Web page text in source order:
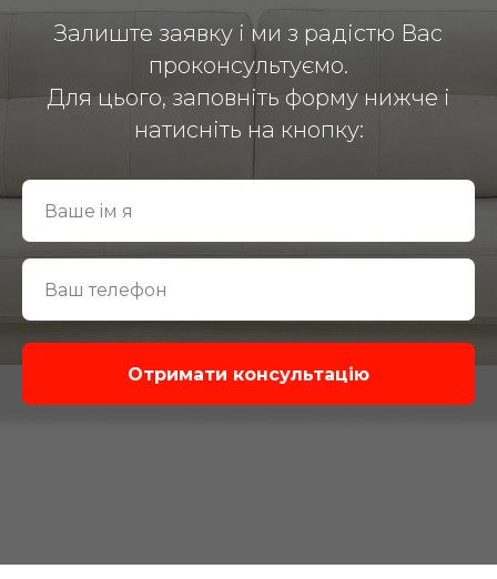
Залиште заявку і ми з радістю Вас
проконсультуємо.
Для цього, заповніть форму нижче і
натисніть на кнопку:
Отримати консультацiю